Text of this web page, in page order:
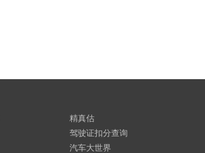
精真估
驾驶证扣分查询
汽车大世界